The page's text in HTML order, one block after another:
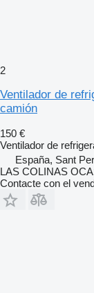
2
Ventilador de
camión
150 €
Ventilador de
España, Sant
LAS COLINAS
Contacte con el